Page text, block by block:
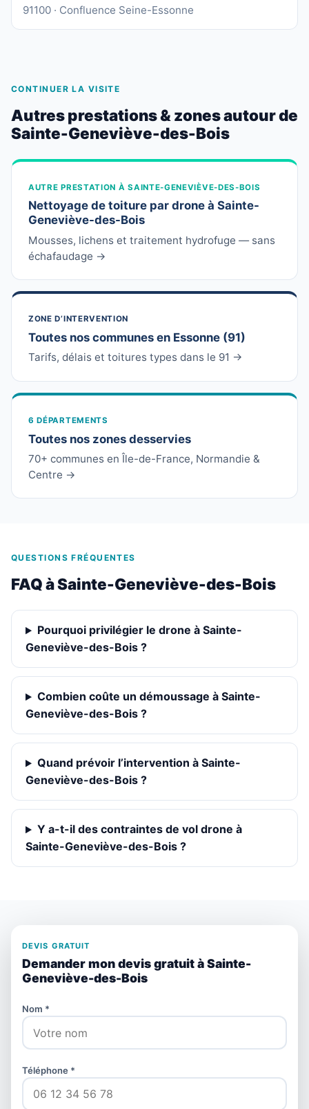
91100 · Confluence Seine-Essonne
CONTINUER LA VISITE
Autres prestations & zones autour de
Sainte-Geneviève-des-Bois
AUTRE PRESTATION À SAINTE-GENEVIÈVE-DES-BOIS
Nettoyage de toiture par drone à Sainte-
Geneviève-des-Bois
Mousses, lichens et traitement hydrofuge — sans
échafaudage →
ZONE D’INTERVENTION
Toutes nos communes en Essonne (91)
Tarifs, délais et toitures types dans le 91 →
6 DÉPARTEMENTS
Toutes nos zones desservies
70+ communes en Île-de-France, Normandie &
Centre →
QUESTIONS FRÉQUENTES
FAQ à Sainte-Geneviève-des-Bois
Pourquoi privilégier le drone à Sainte-
Geneviève-des-Bois ?
Combien coûte un démoussage à Sainte-
Geneviève-des-Bois ?
Quand prévoir l’intervention à Sainte-
Geneviève-des-Bois ?
Y a-t-il des contraintes de vol drone à
Sainte-Geneviève-des-Bois ?
DEVIS GRATUIT
Demander mon devis gratuit à Sainte-
Geneviève-des-Bois
Nom *
Téléphone *